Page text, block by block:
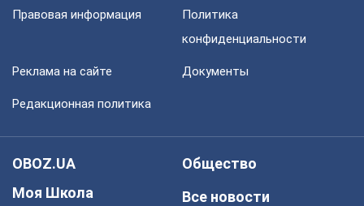
Правовая информация
Политика
конфиденциальности
Реклама на сайте Документы
Редакционная политика
OBOZ.UA
Моя Школа
Общество
Все новости